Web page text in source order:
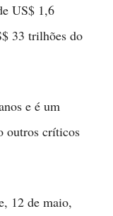
US$ 1,6
33 trilhões do
e é um
outros críticos
12 de maio,